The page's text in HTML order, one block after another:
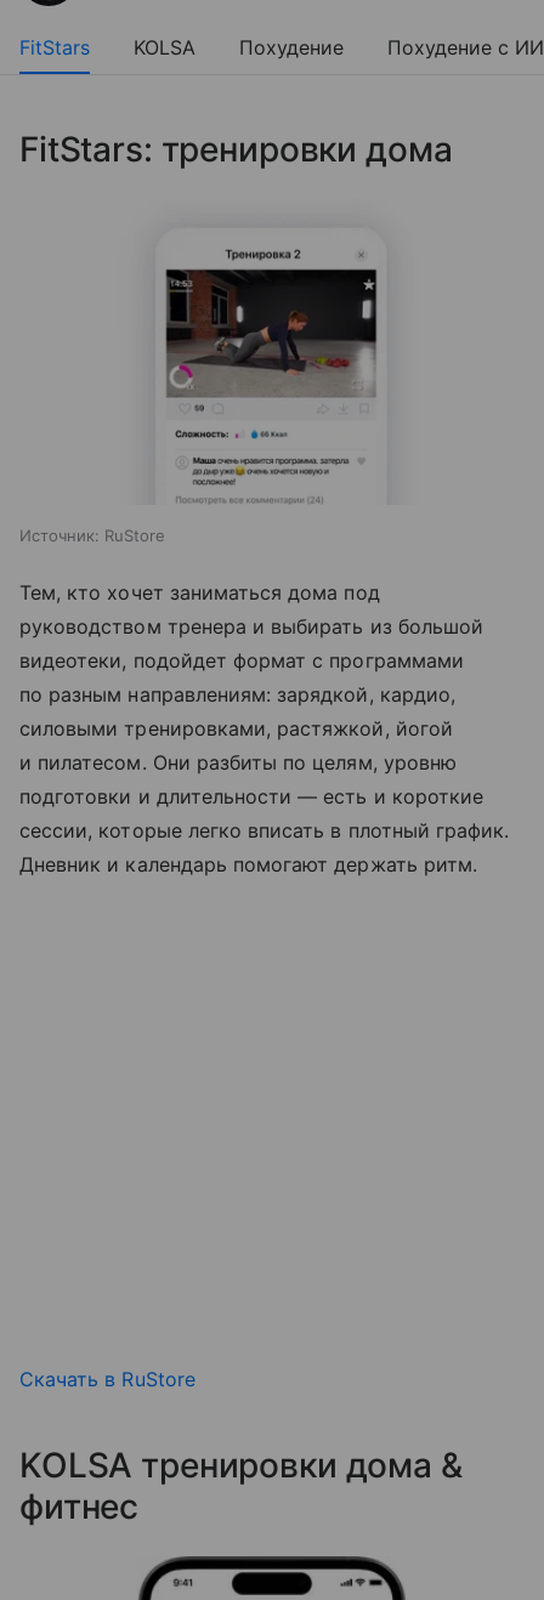
FitStars KOLSA Похудение Похудение с ИИ
FitStars: тренировки дома
Источник: RuStore
Тем, кто хочет заниматься дома под
руководством тренера и выбирать из большой
видеотеки, подойдет формат с программами
по разным направлениям: зарядкой, кардио,
силовыми тренировками, растяжкой, йогой
и пилатесом. Они разбиты по целям, уровню
подготовки и длительности — есть и короткие
сессии, которые легко вписать в плотный график.
Дневник и календарь помогают держать ритм.
Скачать в RuStore
KOLSA тренировки дома &
фитнес